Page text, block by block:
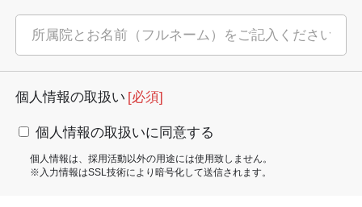
個人情報の取扱い [必須]
個人情報の取扱いに同意する
個人情報は、採用活動以外の用途には使用致しません。
※入力情報はSSL技術により暗号化して送信されます。